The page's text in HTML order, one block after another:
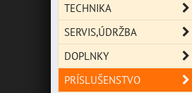
TECHNIKA
SERVIS,ÚDRŽBA
DOPLNKY
PRÍSLUŠENSTVO